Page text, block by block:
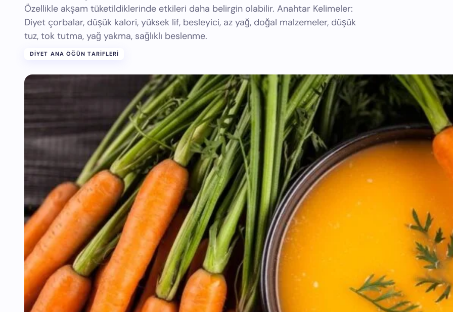
Özellikle akşam tüketildiklerinde etkileri daha belirgin olabilir. Anahtar Kelimeler:
Diyet çorbalar, düşük kalori, yüksek lif, besleyici, az yağ, doğal malzemeler, düşük
tuz, tok tutma, yağ yakma, sağlıklı beslenme.
DIYET ANA ÖĞÜN TARIFLERI